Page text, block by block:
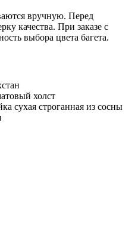
вручную. Перед
качества. При заказе с
выбора цвета багета.
холст
сухая строганная из сосны